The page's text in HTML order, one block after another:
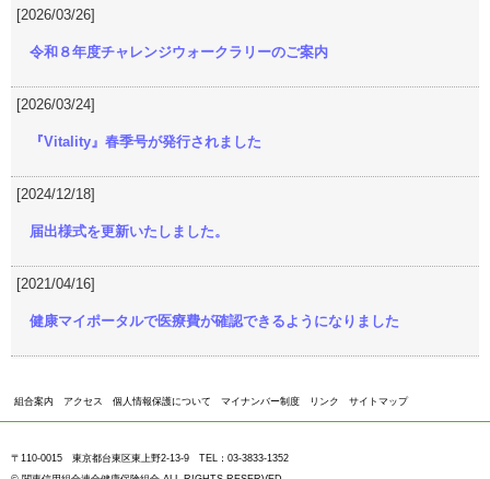
[2026/03/26]
令和８年度チャレンジウォークラリーのご案内
[2026/03/24]
『Vitality』春季号が発行されました
[2024/12/18]
届出様式を更新いたしました。
[2021/04/16]
健康マイポータルで医療費が確認できるようになりました
組合案内 アクセス 個人情報保護について マイナンバー制度 リンク サイトマップ
〒110-0015 東京都台東区東上野2-13-9 TEL：03-3833-1352